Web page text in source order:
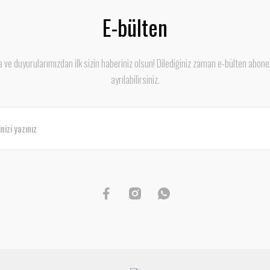
E-bülten
ve duyurularımızdan ilk sizin haberiniz olsun! Dilediğiniz zaman e-bülten
ayrılabilirsiniz.